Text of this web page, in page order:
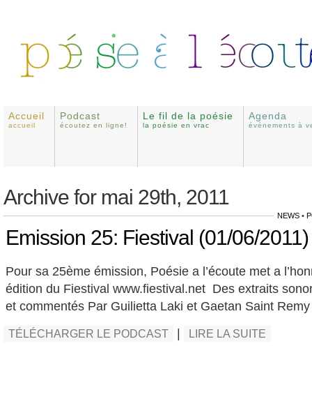
Accueil
accueil
Podcast
écoutez en ligne!
Le fil de la poésie
la poésie en vrac
Agenda
événements à
Archive for mai 29th, 2011
NEWS •
Emission 25: Fiestival (01/06/2011)
Pour sa 25ème émission, Poésie a l’écoute met a
édition du Fiestival www.fiestival.net Des extraits
et commentés Par Guilietta Laki et Gaetan Saint Remy
TÉLÉCHARGER LE PODCAST LIRE LA SUITE